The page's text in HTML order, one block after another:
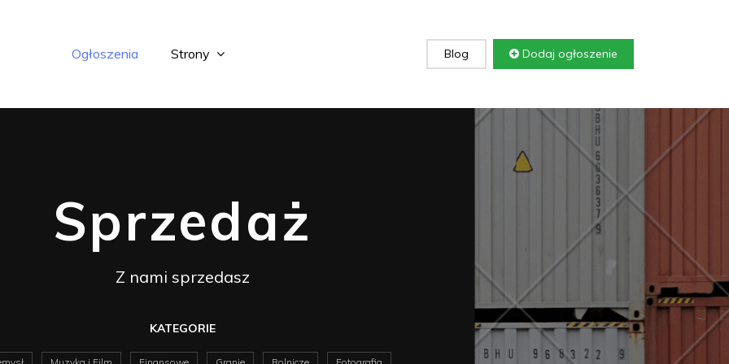
Ogłoszenia Strony Blog Dodaj ogłoszenie
Sprzedaż
Z nami sprzedasz
KATEGORIE